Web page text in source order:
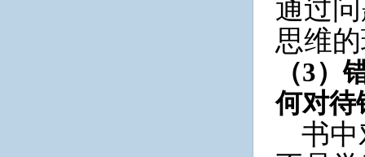
通过
思维
（3）
何对待
书中